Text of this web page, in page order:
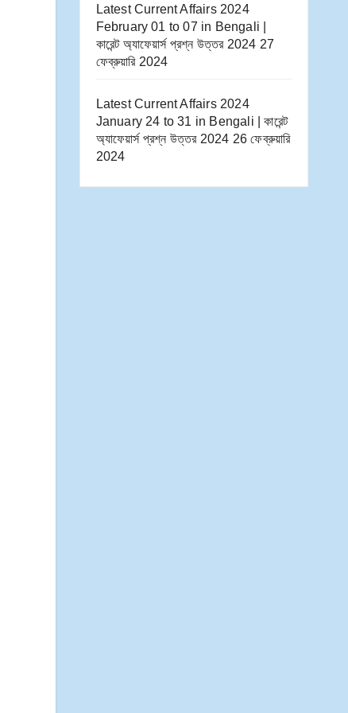
Latest Current Affairs 2024
February 01 to 07​ in Bengali |
কারেন্ট অ্যাফেয়ার্স প্রশ্ন উত্তর 2024 27
ফেব্রুয়ারি 2024
Latest Current Affairs 2024
January 24 to 31​ in Bengali | কারেন্ট
অ্যাফেয়ার্স প্রশ্ন উত্তর 2024 26 ফেব্রুয়ারি
2024